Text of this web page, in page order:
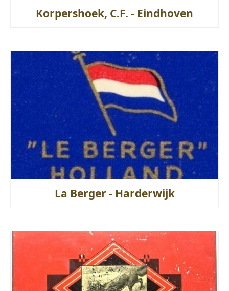
Korpershoek, C.F. - Eindhoven
La Berger - Harderwijk